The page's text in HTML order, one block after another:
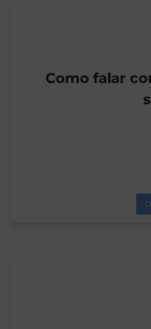
Como falar